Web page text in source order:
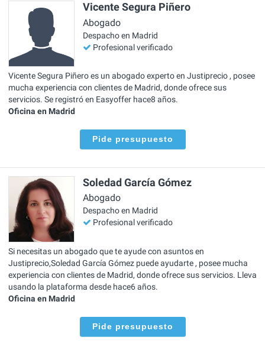
Vicente Segura Piñero
Abogado
Despacho en Madrid
Profesional verificado
Vicente Segura Piñero es un abogado experto en Justiprecio , posee
mucha experiencia con clientes de Madrid, donde ofrece sus
servicios. Se registró en Easyoffer hace8 años.
Oficina en Madrid
Pide presupuesto
Soledad García Gómez
Abogado
Despacho en Madrid
Profesional verificado
Si necesitas un abogado que te ayude con asuntos en
Justiprecio,Soledad García Gómez puede ayudarte , posee mucha
experiencia con clientes de Madrid, donde ofrece sus servicios. Lleva
usando la plataforma desde hace6 años.
Oficina en Madrid
Pide presupuesto